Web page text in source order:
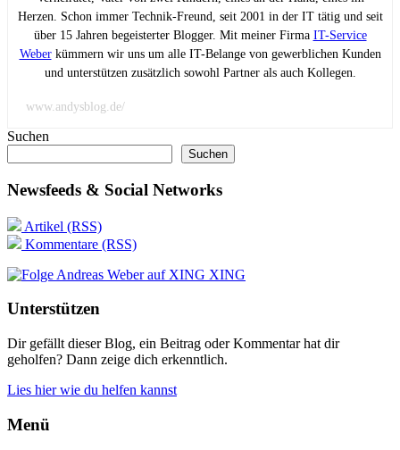
Herzen. Schon immer Technik-Freund, seit 2001 in der IT tätig und seit
über 15 Jahren begeisterter Blogger. Mit meiner Firma IT-Service
Weberkümmern wir uns um alle IT-Belange von gewerblichen Kunden
und unterstützen zusätzlich sowohl Partner als auch Kollegen.
www.andysblog.de/
Suchen
Suchen
Newsfeeds & Social Networks
Artikel (RSS)
Kommentare (RSS)
XING
Unterstützen
Dir gefällt dieser Blog, ein Beitrag oder Kommentar hat dir
geholfen? Dann zeige dich erkenntlich.
Lies hier wie du helfen kannst
Menü